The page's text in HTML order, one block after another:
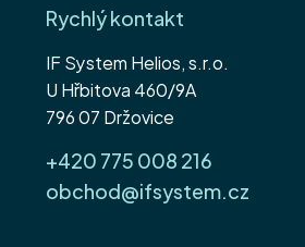
Přijďte za námi na punč
Rychlý kontakt
IF System Helios, s.r.o.
U Hřbitova 460/9A
796 07 Držovice
+420 775 008 216
obchod@ifsystem.cz